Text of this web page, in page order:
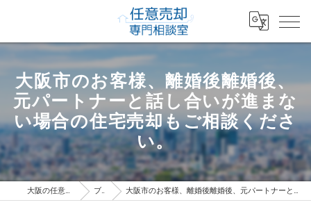
大阪市のお客様、離婚後離婚後、
元パートナーと話し合いが進まな
い場合の住宅売却もご相談くださ
い。
大阪の任意売却専門相談室 ブログ 大阪市のお客様、離婚後離婚後、元パートナーと話し合いが進まない場合の住宅売却もご相談ください。